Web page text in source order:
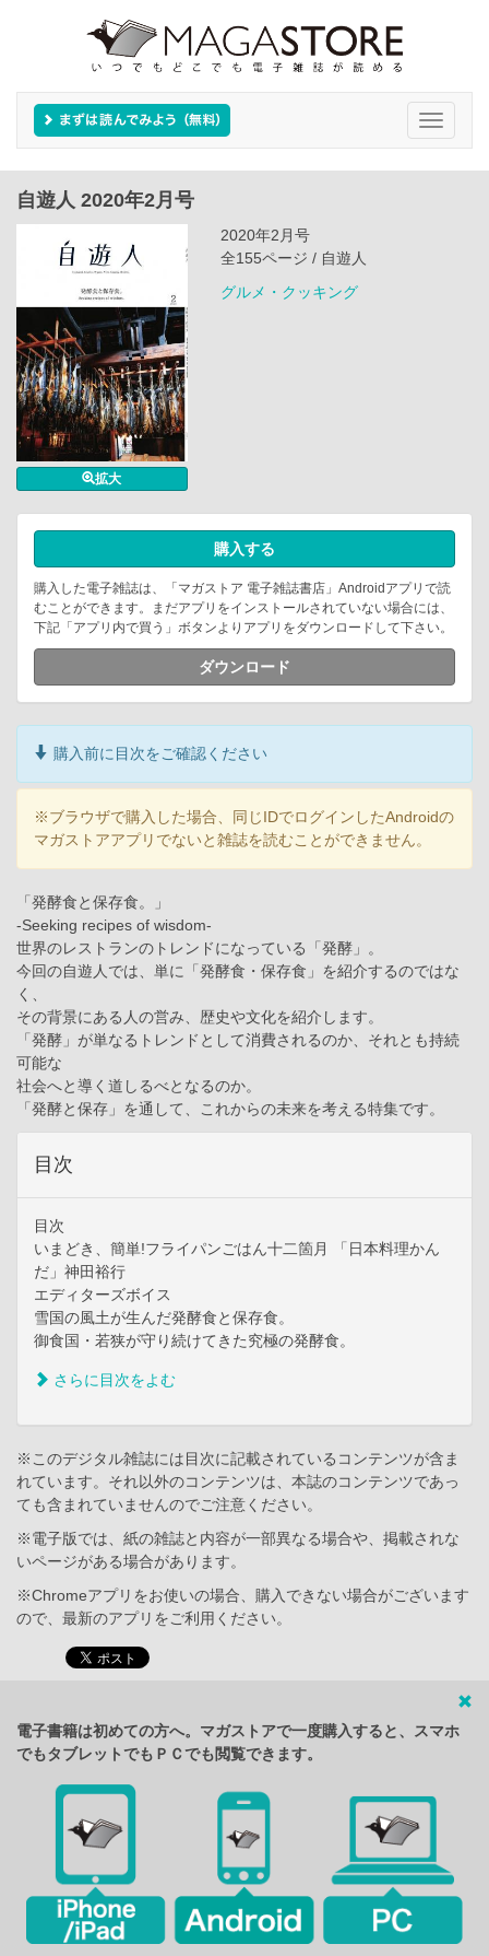
Toggle
自遊人 2020年2月号
拡大
2020年2月号
全155ページ / 自遊人
グルメ・クッキング
購入する
購入した電子雑誌は、「マガストア 電子雑誌書店」Androidアプリで読
むことができます。まだアプリをインストールされていない場合には、
下記「アプリ内で買う」ボタンよりアプリをダウンロードして下さい。
ダウンロード
購入前に目次をご確認ください
※ブラウザで購入した場合、同じIDでログインしたAndroidの
マガストアアプリでないと雑誌を読むことができません。
「発酵食と保存食。」
-Seeking recipes of wisdom-
世界のレストランのトレンドになっている「発酵」。
今回の自遊人では、単に「発酵食・保存食」を紹介するのではな
く、
その背景にある人の営み、歴史や文化を紹介します。
「発酵」が単なるトレンドとして消費されるのか、それとも持続
可能な
社会へと導く道しるべとなるのか。
「発酵と保存」を通して、これからの未来を考える特集です。
目次
目次
いまどき、簡単!フライパンごはん十二箇月 「日本料理かん
だ」神田裕行
エディターズボイス
雪国の風土が生んだ発酵食と保存食。
御食国・若狭が守り続けてきた究極の発酵食。
さらに目次をよむ
※このデジタル雑誌には目次に記載されているコンテンツが含ま
れています。それ以外のコンテンツは、本誌のコンテンツであっ
ても含まれていませんのでご注意ください。
※電子版では、紙の雑誌と内容が一部異なる場合や、掲載されな
いページがある場合があります。
※Chromeアプリをお使いの場合、購入できない場合がございます
ので、最新のアプリをご利用ください。
電子書籍は初めての方へ。マガストアで一度購入すると、スマホ
でもタブレットでもＰＣでも閲覧できます。